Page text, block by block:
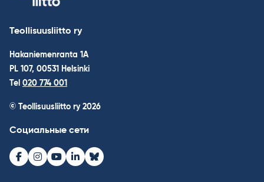
Teollisuusliitto ry
Hakaniemenranta 1A
PL 107, 00531 Helsinki
Tel 020 774 001
© Teollisuusliitto ry 2026
Социальные сети
Facebook
Instagram
Youtube
LinkedInBluesky